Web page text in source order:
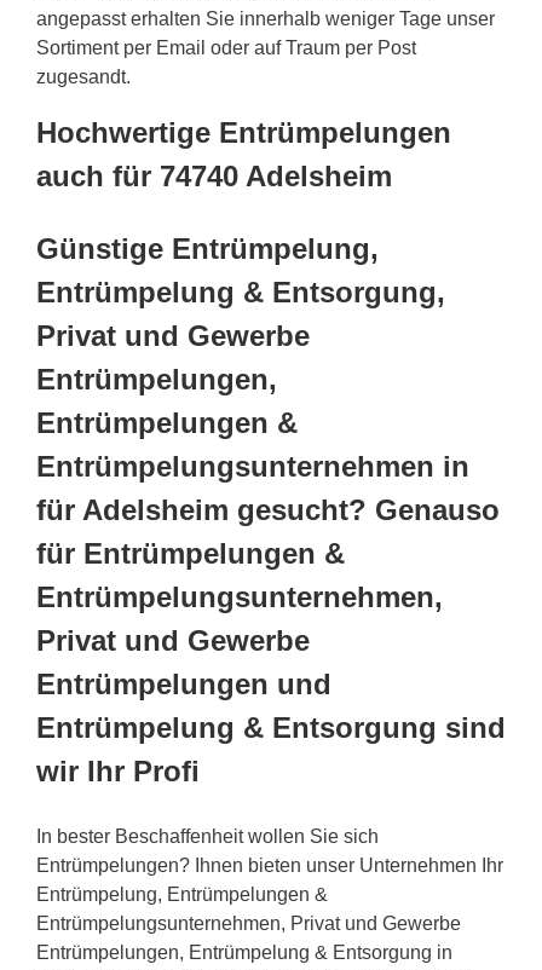
angepasst erhalten Sie innerhalb weniger Tage unser
Sortiment per Email oder auf Traum per Post
zugesandt.
Hochwertige Entrümpelungen
auch für 74740 Adelsheim
Günstige Entrümpelung,
Entrümpelung & Entsorgung,
Privat und Gewerbe
Entrümpelungen,
Entrümpelungen &
Entrümpelungsunternehmen in
für Adelsheim gesucht? Genauso
für Entrümpelungen &
Entrümpelungsunternehmen,
Privat und Gewerbe
Entrümpelungen und
Entrümpelung & Entsorgung sind
wir Ihr Profi
In bester Beschaffenheit wollen Sie sich
Entrümpelungen? Ihnen bieten unser Unternehmen Ihr
Entrümpelung, Entrümpelungen &
Entrümpelungsunternehmen, Privat und Gewerbe
Entrümpelungen, Entrümpelung & Entsorgung in